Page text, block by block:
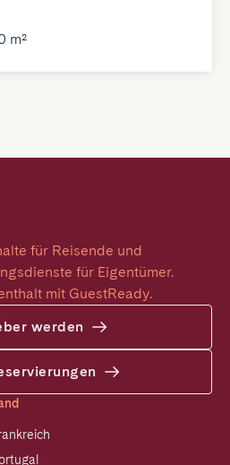
m²
für Reisende und
für Eigentümer.
mit GuestReady.
werden